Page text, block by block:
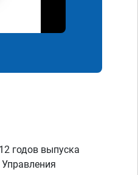
годов выпуска